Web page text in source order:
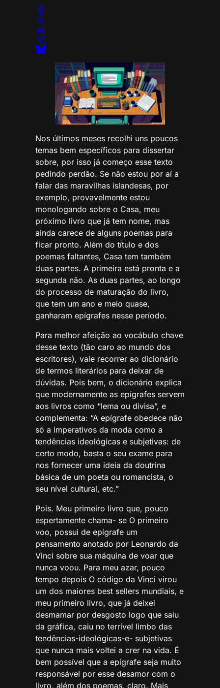
Nos últimos meses recolhi uns poucos
temas bem específicos para dissertar
sobre, por isso já começo esse texto
pedindo perdão. Se não estou por aí a
falar das maravilhas islandesas, por
exemplo, provavelmente estou
monologando sobre o Casa, meu
próximo livro que já tem nome, mas
ainda carece de alguns poemas para
ficar pronto. Além do título e dos
poemas faltantes, Casa tem também
duas partes. A primeira está pronta e a
segunda não. As duas partes, ao longo
do processo de maturação do livro,
que tem um ano e meio quase,
ganharam epígrafes nesse período.
Para melhor afeição ao vocábulo chave
desse texto (tão caro ao mundo dos
escritores), vale recorrer ao dicionário
de termos literários para deixar de
dúvidas. Pois bem, o dicionário explica
que modernamente as epígrafes servem
aos livros como “lema ou divisa”, e
complementa: “A epígrafe obedece não
só a imperativos da moda como a
tendências ideológicas e subjetivas: de
certo modo, basta o seu exame para
nos fornecer uma ideia da doutrina
básica de um poeta ou romancista, o
seu nível cultural, etc.”
Pois. Meu primeiro livro que, pouco
espertamente chama- se O primeiro
voo, possui de epígrafe um
pensamento anotado por Leonardo da
Vinci sobre sua máquina de voar que
nunca voou. Para meu azar, pouco
tempo depois O código da Vinci virou
um dos maiores best sellers mundiais, e
meu primeiro livro, que já deixei
desmamar por desgosto logo que saiu
da gráfica, caiu no terrível limbo das
tendências-ideológicas-e- subjetivas
que nunca mais voltei a crer na vida. É
bem possível que a epígrafe seja muito
responsável por esse desamor com o
livro, além dos poemas, claro. Mais